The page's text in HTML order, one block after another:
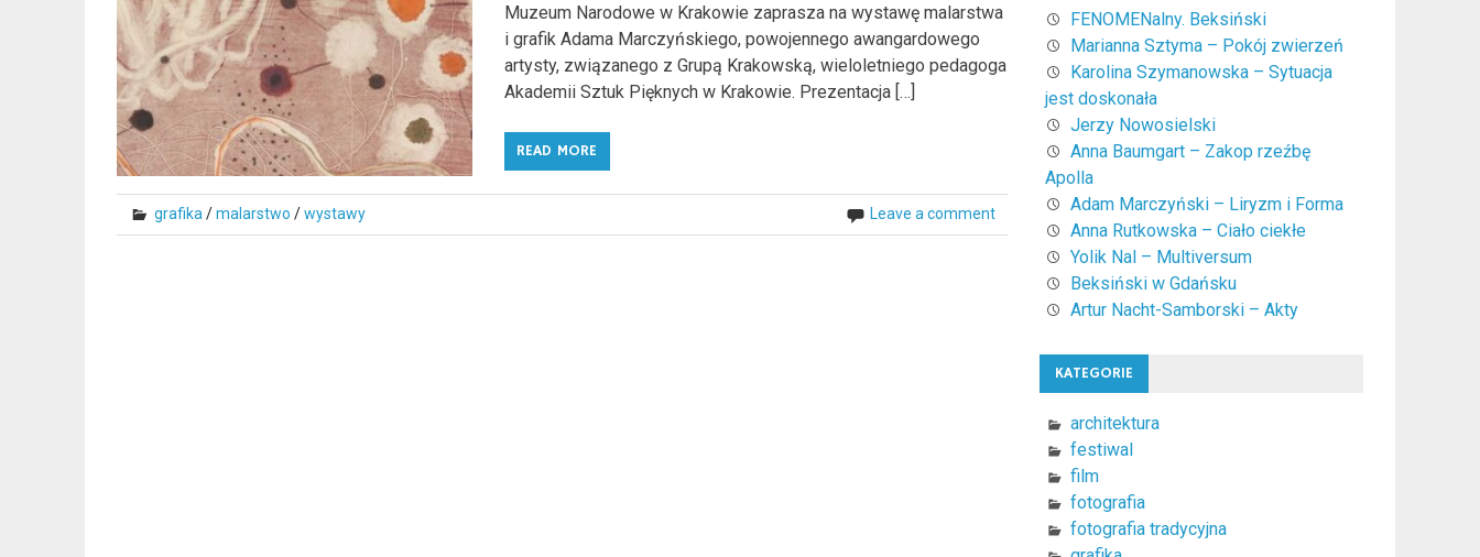
Muzeum Narodowe w Krakowie zaprasza na wystawę malarstwa
i grafik Adama Marczyńskiego, powojennego awangardowego
artysty, związanego z Grupą Krakowską, wieloletniego pedagoga
Akademii Sztuk Pięknych w Krakowie. Prezentacja […]
READ MORE
grafika /malarstwo /wystawy Leave a comment
FENOMENalny. Beksiński
Marianna Sztyma – Pokój zwierzeń
Karolina Szymanowska – Sytuacja
jest doskonała
Jerzy Nowosielski
Anna Baumgart – Zakop rzeźbę
Apolla
Adam Marczyński – Liryzm i Forma
Anna Rutkowska – Ciało ciekłe
Yolik Nal – Multiversum
Beksiński w Gdańsku
Artur Nacht-Samborski – Akty
KATEGORIE
architektura
festiwal
film
fotografia
fotografia tradycyjna